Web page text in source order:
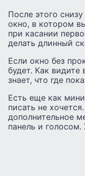
После этого
окно, в котором
при касании
делать длинный
Если окно без
будет. Как
знает, что где
Есть еще как
писать не
дополнительное
панель и